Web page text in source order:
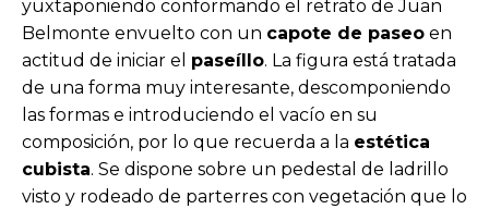
yuxtaponiendo conformando el retrato de Juan
Belmonte envuelto con un capote de paseo en
actitud de iniciar el paseíllo. La figura está tratada
de una forma muy interesante, descomponiendo
las formas e introduciendo el vacío en su
composición, por lo que recuerda a la estética
cubista. Se dispone sobre un pedestal de ladrillo
visto y rodeado de parterres con vegetación que lo